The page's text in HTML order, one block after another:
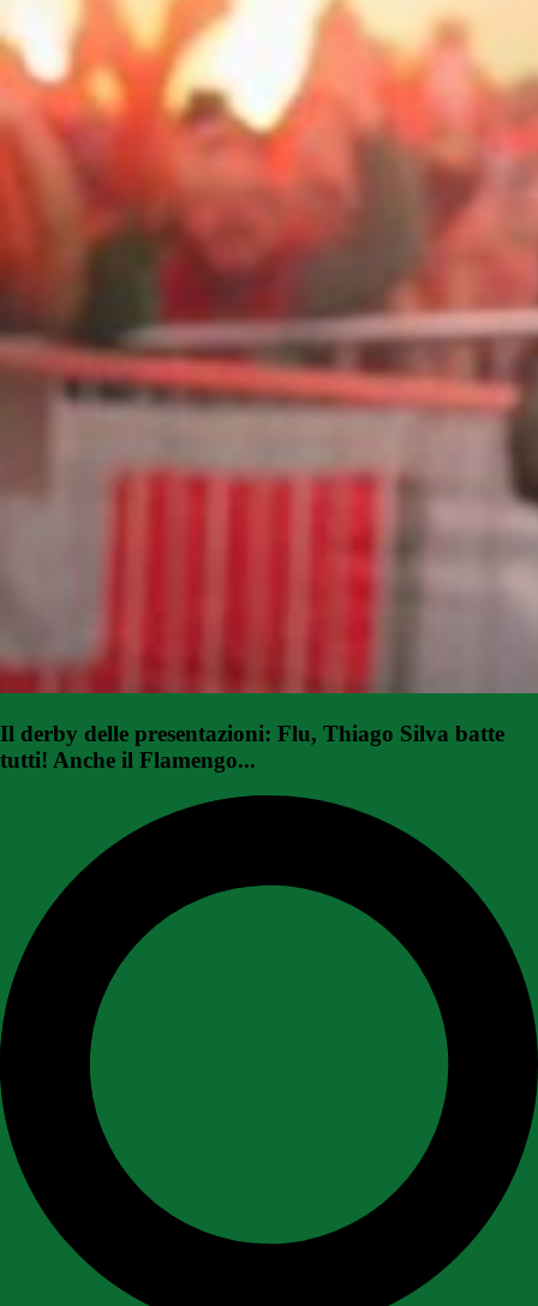
Il derby delle presentazioni: Flu, Thiago Silva batte
tutti! Anche il Flamengo...